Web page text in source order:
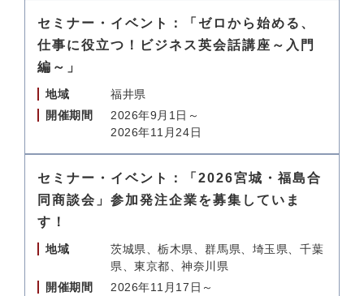
セミナー・イベント：「ゼロから始める、
仕事に役立つ！ビジネス英会話講座～入門
編～」
地域
福井県
開催期間
2026年9月1日～
2026年11月24日
セミナー・イベント：「2026宮城・福島合
同商談会」参加発注企業を募集していま
す！
地域
茨城県、栃木県、群馬県、埼玉県、千葉
県、東京都、神奈川県
開催期間
2026年11月17日～